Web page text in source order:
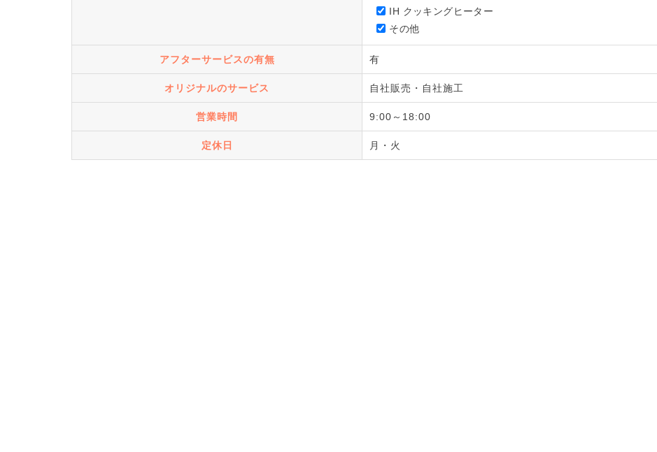
IH クッキングヒーター
その他
アフターサービスの有無 有
オリジナルのサービス 自社販売・自社施工
営業時間 9:00～18:00
定休日 月・火